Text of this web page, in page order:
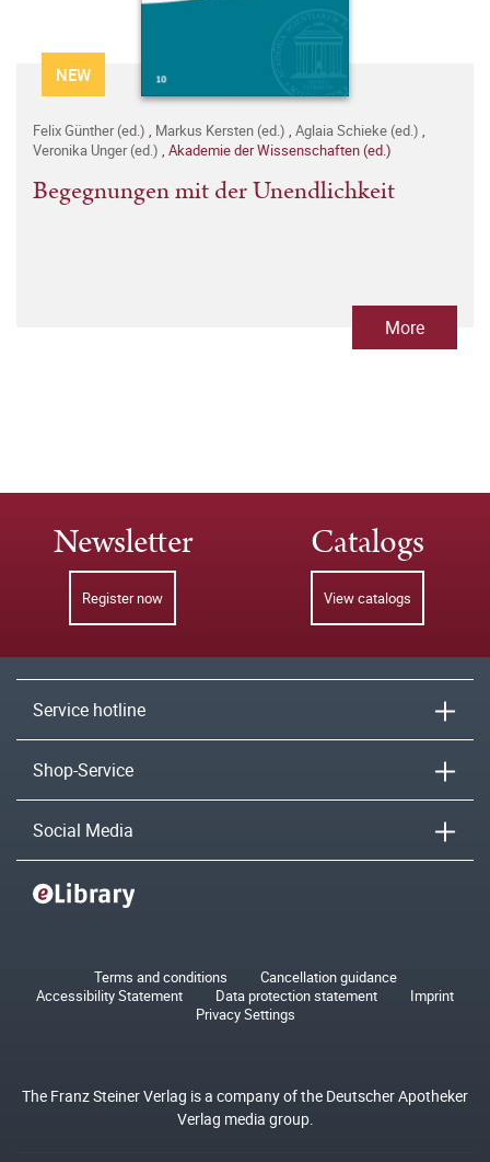
NEW
Felix Günther (ed.) , Markus Kersten (ed.) , Aglaia Schieke (ed.) ,
Veronika Unger (ed.) , Akademie der Wissenschaften (ed.)
Begegnungen mit der Unendlichkeit
More
Newsletter
Register now
Catalogs
View catalogs
Service hotline
Shop-Service
Social Media
Terms and conditions
Cancellation guidance
Accessibility Statement
Data protection statement
Imprint
Privacy Settings
The Franz Steiner Verlag is a company of the Deutscher Apotheker
Verlag media group.